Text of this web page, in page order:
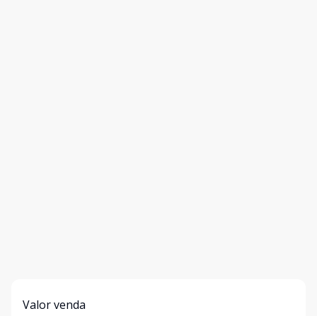
Valor venda